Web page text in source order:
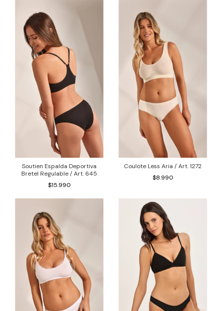
Soutien Espalda Deportiva
Bretel Regulable / Art. 645
$15.990
Coulote Less Aria / Art. 1272
$8.990